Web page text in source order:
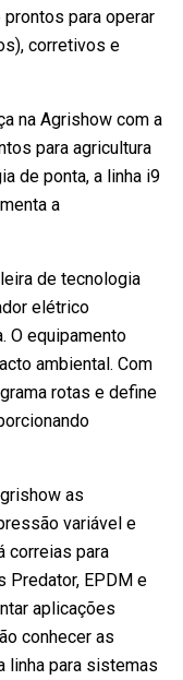
para operar
corretivos e
na Agrishow com a
para agricultura
de ponta, a linha i9
a
de tecnologia
elétrico
O equipamento
ambiental. Com
rotas e define
as
variável e
correias para
Predator, EPDM e
aplicações
conhecer as
linha para sistemas